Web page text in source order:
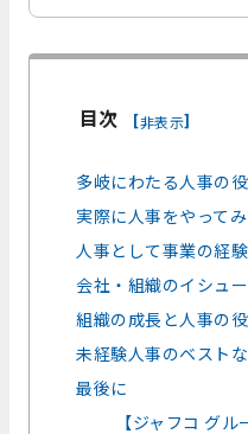
目次 [非表示]
多岐にわたる人事の
実際に人事をやって
人事として事業の経
会社・組織のイシュ
組織の成長と人事の
未経験人事のベスト
最後に
【ジャフコ グ